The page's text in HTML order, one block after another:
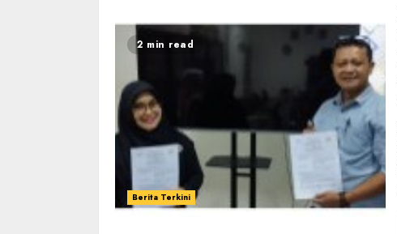
2 min read
Berita Terkini